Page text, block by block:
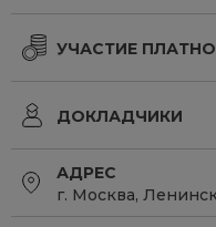
УЧАСТИЕ
ДОКЛАДЧИКИ
АДРЕС
г. Москва,